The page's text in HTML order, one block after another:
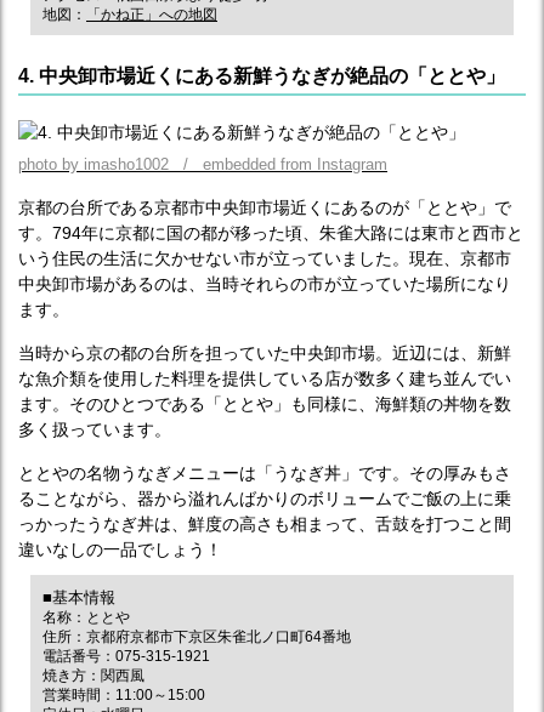
地図：
「かね正」への地図
4. 中央卸市場近くにある新鮮うなぎが絶品の「ととや」
photo by imasho1002 / embedded from Instagram
京都の台所である京都市中央卸市場近くにあるのが「ととや」で
す。794年に京都に国の都が移った頃、朱雀大路には東市と西市と
いう住民の生活に欠かせない市が立っていました。現在、京都市
中央卸市場があるのは、当時それらの市が立っていた場所になり
ます。
当時から京の都の台所を担っていた中央卸市場。近辺には、新鮮
な魚介類を使用した料理を提供している店が数多く建ち並んでい
ます。そのひとつである「ととや」も同様に、海鮮類の丼物を数
多く扱っています。
ととやの名物うなぎメニューは「うなぎ丼」です。その厚みもさ
ることながら、器から溢れんばかりのボリュームでご飯の上に乗
っかったうなぎ丼は、鮮度の高さも相まって、舌鼓を打つこと間
違いなしの一品でしょう！
■基本情報
名称：ととや
住所：京都府京都市下京区朱雀北ノ口町64番地
電話番号：075-315-1921
焼き方：関西風
営業時間：11:00～15:00